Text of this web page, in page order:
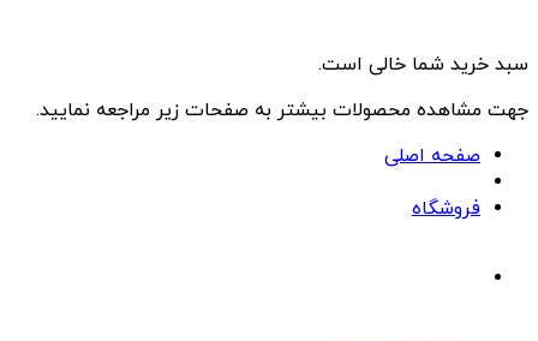
سبد خرید شما خالی است.
جهت مشاهده محصولات بیشتر به صفحات زیر مراجعه نمایید.
صفحه اصلی
فروشگاه